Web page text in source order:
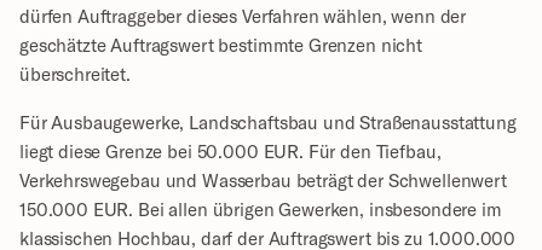
dürfen Auftraggeber dieses Verfahren wählen, wenn der
geschätzte Auftragswert bestimmte Grenzen nicht
überschreitet.
Für Ausbaugewerke, Landschaftsbau und Straßenausstattung
liegt diese Grenze bei 50.000 EUR. Für den Tiefbau,
Verkehrswegebau und Wasserbau beträgt der Schwellenwert
150.000 EUR. Bei allen übrigen Gewerken, insbesondere im
klassischen Hochbau, darf der Auftragswert bis zu 1.000.000